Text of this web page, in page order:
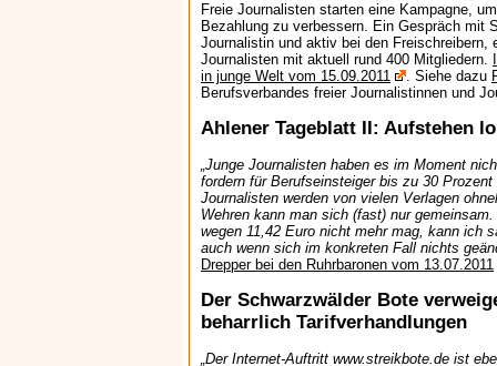
Freie Journalisten starten eine Kampagne,
Bezahlung zu verbessern. Ein Gespräch mit
Journalistin und aktiv bei den Freischreibern,
Journalisten mit aktuell rund 400 Mitgliedern.
in junge Welt vom 15.09.2011
. Siehe dazu
Berufsverbandes freier Journalistinnen und
Ahlener Tageblatt II: Aufstehen
„Junge Journalisten haben es im Moment
fordern für Berufseinsteiger bis zu 30 Prozent
Journalisten werden von vielen Verlagen
Wehren kann man sich (fast) nur
wegen 11,42 Euro nicht mehr mag, kann ich
auch wenn sich im konkreten Fall nichts
Drepper bei den Ruhrbaronen vom 13.07.2011
Der Schwarzwälder Bote
beharrlich Tarifverhandlungen
„Der Internet-Auftritt www.streikbote.de ist